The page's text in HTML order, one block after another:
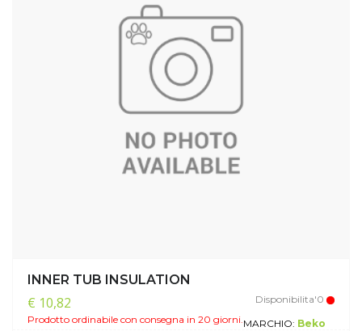
INNER TUB INSULATION
€ 10,82
Disponibilita'0
Prodotto ordinabile con consegna in 20 giorni.MARCHIO: Beko